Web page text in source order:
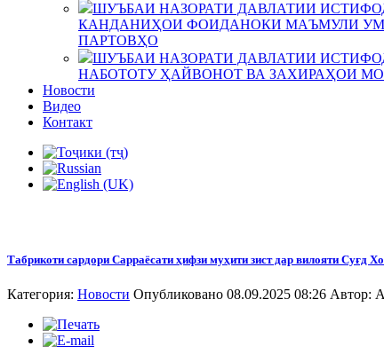
ШУЪБАИ НАЗОРАТИ ДАВЛАТИИ
КАНДАНИҲОИ ФОИДАНОКИ МАЪМУЛИ
ПАРТОВҲО
ШУЪБАИ НАЗОРАТИ ДАВЛАТИИ
НАБОТОТУ ҲАЙВОНОТ ВА ЗАХИРАҲОИ
Новости
Видео
Контакт
Табрикоти сардори Сарраёсати ҳифзи муҳити зист дар вилояти Суғд
Категория: Новости Опубликовано 08.09.2025 08:26 Автор: